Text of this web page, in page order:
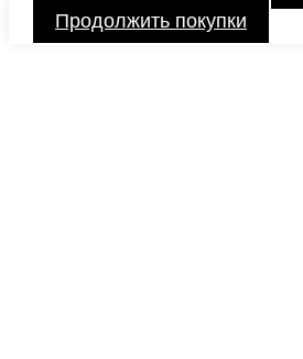
Продолжить покупки